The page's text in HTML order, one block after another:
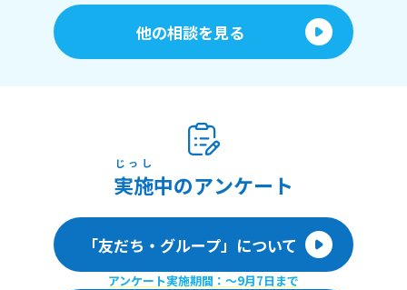
他の相談を見る
実施
じっし
中のアンケート
「友だち・グループ」について
アンケート実施期間：〜9月7日まで